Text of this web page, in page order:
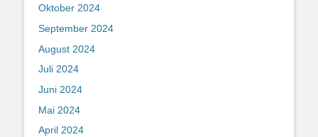
Oktober 2024
September 2024
August 2024
Juli 2024
Juni 2024
Mai 2024
April 2024